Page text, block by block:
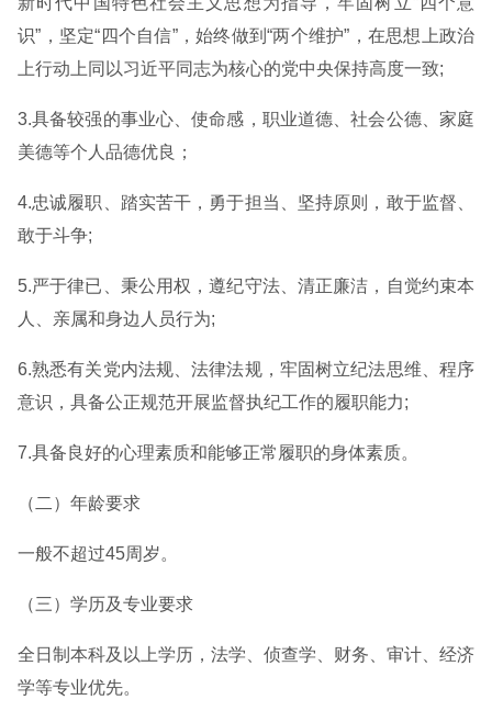
识”，坚定“四个自信”，始终做到“两个维护”，在思想上政治
上行动上同以习近平同志为核心的党中央保持高度一致;
3.具备较强的事业心、使命感，职业道德、社会公德、家庭
美德等个人品德优良；
4.忠诚履职、踏实苦干，勇于担当、坚持原则，敢于监督、
敢于斗争;
5.严于律已、秉公用权，遵纪守法、清正廉洁，自觉约束本
人、亲属和身边人员行为;
6.熟悉有关党内法规、法律法规，牢固树立纪法思维、程序
意识，具备公正规范开展监督执纪工作的履职能力;
7.具备良好的心理素质和能够正常履职的身体素质。
（二）年龄要求
一般不超过45周岁。
（三）学历及专业要求
全日制本科及以上学历，法学、侦查学、财务、审计、经济
学等专业优先。